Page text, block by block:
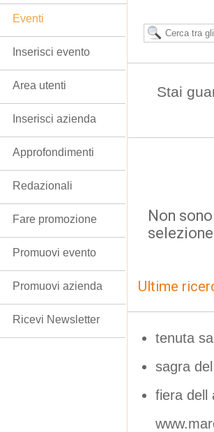
Stai
Non
Ultime
tenuta
sagra
fiera dell
Eventi
Inserisci evento
Area utenti
Inserisci azienda
Approfondimenti
Redazionali
Fare promozione
Promuovi evento
Promuovi azienda
Ricevi Newsletter